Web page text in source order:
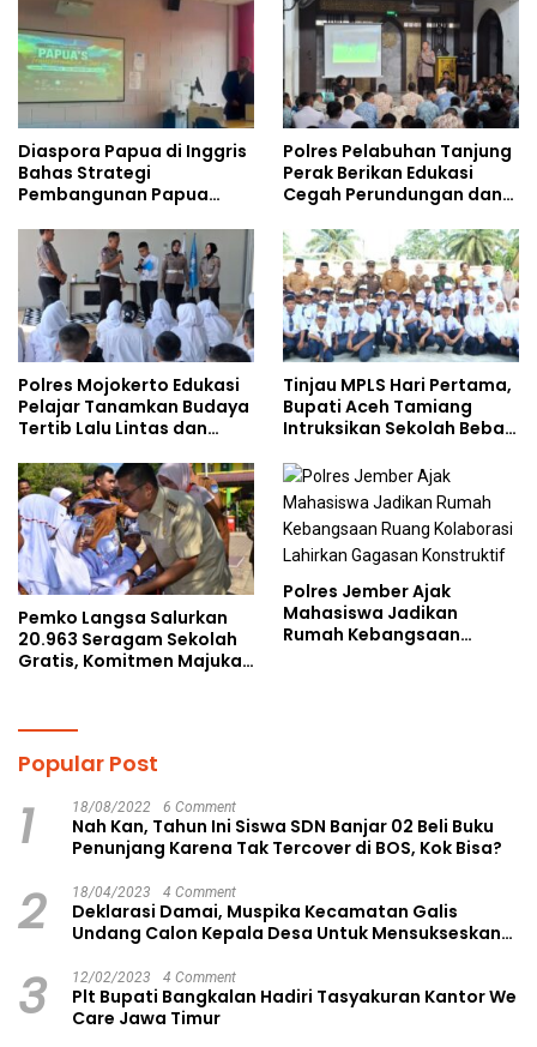
Diaspora Papua di Inggris
Bahas Strategi
Pembangunan Papua
Doktoral Internasional
Polres Pelabuhan Tanjung
Perak Berikan Edukasi
Cegah Perundungan dan
kepada Pelajar MPLS
Polres Mojokerto Edukasi
Pelajar Tanamkan Budaya
Tertib Lalu Lintas dan
Tinjau MPLS Hari Pertama,
Bupati Aceh Tamiang
Intruksikan Sekolah Bebas
Pemko Langsa Salurkan
20.963 Seragam Sekolah
Gratis, Komitmen Majukan
Polres Jember Ajak
Mahasiswa Jadikan
Rumah Kebangsaan
Popular Post
1 18/08/2022 6 Comment
Nah Kan, Tahun Ini Siswa SDN Banjar 02 Beli Buku
Penunjang Karena Tak Tercover di BOS, Kok Bisa?
2 18/04/2023 4 Comment
Deklarasi Damai, Muspika Kecamatan Galis
Undang Calon Kepala Desa Untuk Mensukseskan
3 12/02/2023 4 Comment
Plt Bupati Bangkalan Hadiri Tasyakuran Kantor We
Care Jawa Timur